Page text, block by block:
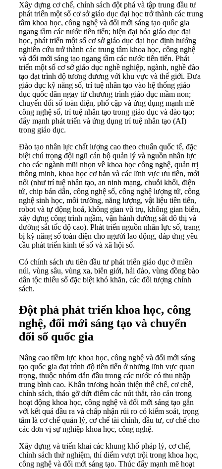
Xây dựng cơ chế, chính sách đột phá và tập trung đầu tư
phát triển một số cơ sở giáo dục đại học trở thành các trung
tâm khoa học, công nghệ và đổi mới sáng tạo quốc gia
ngang tầm các nước tiên tiến; hiện đại hóa giáo dục đại
học, phát triển một số cơ sở giáo dục đại học định hướng
nghiên cứu trở thành các trung tâm khoa học, công nghệ
và đổi mới sáng tạo ngang tầm các nước tiên tiến. Phát
triển một số cơ sở giáo dục nghề nghiệp, ngành, nghề đào
tạo đạt trình độ tương đương với khu vực và thế giới. Đưa
giáo dục kỹ năng số, trí tuệ nhân tạo vào hệ thống giáo
dục quốc dân ngay từ chương trình giáo dục mầm non;
chuyển đổi số toàn diện, phổ cập và ứng dụng mạnh mẽ
công nghệ số, trí tuệ nhân tạo trong giáo dục và đào tạo;
đẩy mạnh phát triển và ứng dụng trí tuệ nhân tạo (AI)
trong giáo dục.
Đào tạo nhân lực chất lượng cao theo chuẩn quốc tế, đặc
biệt chú trọng đội ngũ cán bộ quản lý và nguồn nhân lực
cho các ngành mũi nhọn về khoa học công nghệ, quản trị
thông minh, khoa học cơ bản và các lĩnh vực ưu tiên, mới
nổi (như trí tuệ nhân tạo, an ninh mạng, chuỗi khối, điện
tử, chip bán dẫn, công nghệ số, công nghệ lượng tử, công
nghệ sinh học, môi trường, năng lượng, vật liệu tiên tiến,
robot và tự động hoá, không gian vũ trụ, không gian biển,
xây dựng công trình ngầm, vận hành đường sắt đô thị và
đường sắt tốc độ cao). Phát triển nguồn nhân lực số, trang
bị kỹ năng số toàn diện cho người lao động, đáp ứng yêu
cầu phát triển kinh tế số và xã hội số.
Có chính sách ưu tiên đầu tư phát triển giáo dục ở miền
núi, vùng sâu, vùng xa, biên giới, hải đảo, vùng đồng bào
dân tộc thiểu số đặc biệt khó khăn, các đối tượng chính
sách.
Đột phá phát triển khoa học, công
nghệ, đổi mới sáng tạo và chuyển
đổi số quốc gia
Nâng cao tiềm lực khoa học, công nghệ và đổi mới sáng
tạo quốc gia đạt trình độ tiên tiến ở những lĩnh vực quan
trọng, thuộc nhóm dẫn đầu trong các nước có thu nhập
trung bình cao. Khẩn trương hoàn thiện thể chế, cơ chế,
chính sách, tháo gỡ dứt điểm các nút thắt, rào cản trong
hoạt động khoa học, công nghệ và đổi mới sáng tạo gắn
với kết quả đầu ra và chấp nhận rủi ro có kiểm soát, trọng
tâm là cơ chế quản lý, cơ chế tài chính, đầu tư, cơ chế cho
các đơn vị sự nghiệp khoa học, công nghệ.
Xây dựng và triển khai các khung khổ pháp lý, cơ chế,
chính sách thử nghiệm, thí điểm vượt trội trong khoa học,
công nghệ và đổi mới sáng tạo. Thúc đẩy mạnh mẽ hoạt